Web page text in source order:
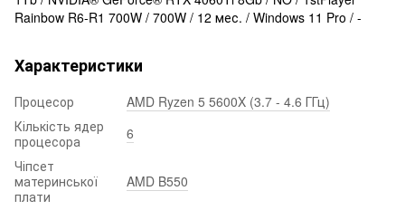
Rainbow R6-R1 700W / 700W / 12 мес. / Windows 11 Pro / -
Характеристики
Процесор
AMD Ryzen 5 5600X (3.7 - 4.6 ГГц)
Кількість ядер
процесора
6
Чіпсет
материнської
плати
AMD B550